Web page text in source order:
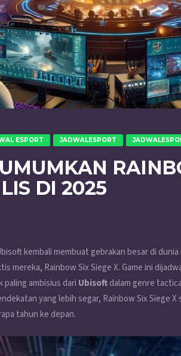
ESPORT JADWALESPORT
DI 2025
kembali membuat gebrakan besar di
mereka, Rainbow Six Siege X. Game ini
paling ambisius dari Ubisoftdalam genre
yang lebih segar, Rainbow Six Siege X
tahun ke depan.